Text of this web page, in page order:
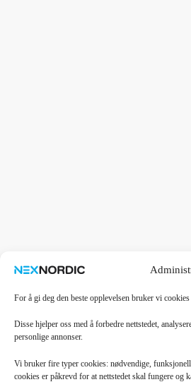
For å gi deg den beste opplevelsen bruker vi
Disse hjelper oss med å forbedre nettstedet,
personlige annonser.
Vi bruker fire typer cookies: nødvendige,
cookies er påkrevd for at nettstedet skal fungere